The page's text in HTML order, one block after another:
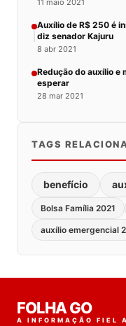
11 maio 2021
Auxílio de R$ 250 é
diz senador Kajuru
8 abr 2021
Redução do auxílio e
esperar
28 mar 2021
TAGS
benefício
Bolsa Família 2021
auxílio emergencial
FOLHA GO
A INFORMAÇÃO FIEL